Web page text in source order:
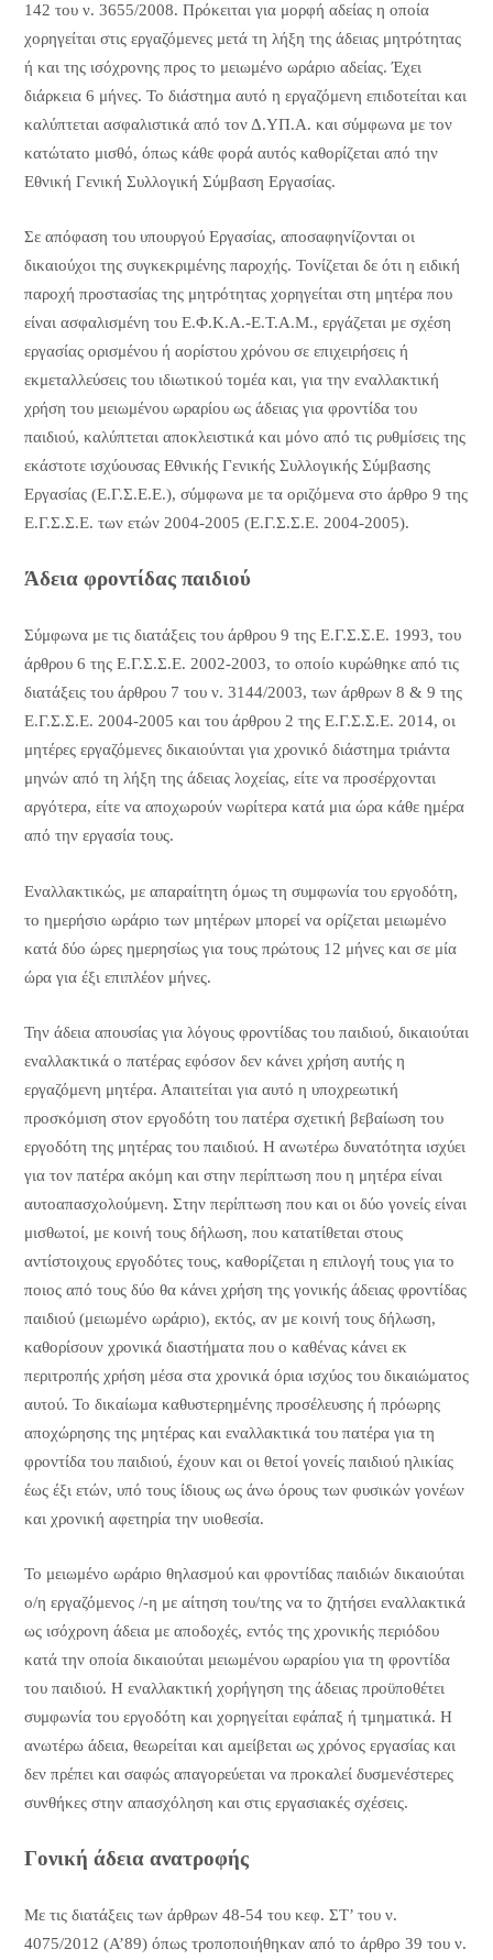
142 του ν. 3655/2008. Πρόκειται για μορφή αδείας η οποία
χορηγείται στις εργαζόμενες μετά τη λήξη της άδειας μητρότητας
ή και της ισόχρονης προς το μειωμένο ωράριο αδείας. Έχει
διάρκεια 6 μήνες. Το διάστημα αυτό η εργαζόμενη επιδοτείται και
καλύπτεται ασφαλιστικά από τον Δ.ΥΠ.Α. και σύμφωνα με τον
κατώτατο μισθό, όπως κάθε φορά αυτός καθορίζεται από την
Εθνική Γενική Συλλογική Σύμβαση Εργασίας.
Σε απόφαση του υπουργού Εργασίας, αποσαφηνίζονται οι
δικαιούχοι της συγκεκριμένης παροχής. Τονίζεται δε ότι η ειδική
παροχή προστασίας της μητρότητας χορηγείται στη μητέρα που
είναι ασφαλισμένη του Ε.Φ.Κ.Α.-Ε.Τ.Α.Μ., εργάζεται με σχέση
εργασίας ορισμένου ή αορίστου χρόνου σε επιχειρήσεις ή
εκμεταλλεύσεις του ιδιωτικού τομέα και, για την εναλλακτική
χρήση του μειωμένου ωραρίου ως άδειας για φροντίδα του
παιδιού, καλύπτεται αποκλειστικά και μόνο από τις ρυθμίσεις της
εκάστοτε ισχύουσας Εθνικής Γενικής Συλλογικής Σύμβασης
Εργασίας (Ε.Γ.Σ.Ε.Ε.), σύμφωνα με τα οριζόμενα στο άρθρο 9 της
Ε.Γ.Σ.Σ.Ε. των ετών 2004-2005 (Ε.Γ.Σ.Σ.Ε. 2004-2005).
Άδεια φροντίδας παιδιού
Σύμφωνα με τις διατάξεις του άρθρου 9 της Ε.Γ.Σ.Σ.Ε. 1993, του
άρθρου 6 της Ε.Γ.Σ.Σ.Ε. 2002-2003, το οποίο κυρώθηκε από τις
διατάξεις του άρθρου 7 του ν. 3144/2003, των άρθρων 8 & 9 της
Ε.Γ.Σ.Σ.Ε. 2004-2005 και του άρθρου 2 της Ε.Γ.Σ.Σ.Ε. 2014, οι
μητέρες εργαζόμενες δικαιούνται για χρονικό διάστημα τριάντα
μηνών από τη λήξη της άδειας λοχείας, είτε να προσέρχονται
αργότερα, είτε να αποχωρούν νωρίτερα κατά μια ώρα κάθε ημέρα
από την εργασία τους.
Εναλλακτικώς, με απαραίτητη όμως τη συμφωνία του εργοδότη,
το ημερήσιο ωράριο των μητέρων μπορεί να ορίζεται μειωμένο
κατά δύο ώρες ημερησίως για τους πρώτους 12 μήνες και σε μία
ώρα για έξι επιπλέον μήνες.
Την άδεια απουσίας για λόγους φροντίδας του παιδιού, δικαιούται
εναλλακτικά ο πατέρας εφόσον δεν κάνει χρήση αυτής η
εργαζόμενη μητέρα. Απαιτείται για αυτό η υποχρεωτική
προσκόμιση στον εργοδότη του πατέρα σχετική βεβαίωση του
εργοδότη της μητέρας του παιδιού. Η ανωτέρω δυνατότητα ισχύει
για τον πατέρα ακόμη και στην περίπτωση που η μητέρα είναι
αυτοαπασχολούμενη. Στην περίπτωση που και οι δύο γονείς είναι
μισθωτοί, με κοινή τους δήλωση, που κατατίθεται στους
αντίστοιχους εργοδότες τους, καθορίζεται η επιλογή τους για το
ποιος από τους δύο θα κάνει χρήση της γονικής άδειας φροντίδας
παιδιού (μειωμένο ωράριο), εκτός, αν με κοινή τους δήλωση,
καθορίσουν χρονικά διαστήματα που ο καθένας κάνει εκ
περιτροπής χρήση μέσα στα χρονικά όρια ισχύος του δικαιώματος
αυτού. Το δικαίωμα καθυστερημένης προσέλευσης ή πρόωρης
αποχώρησης της μητέρας και εναλλακτικά του πατέρα για τη
φροντίδα του παιδιού, έχουν και οι θετοί γονείς παιδιού ηλικίας
έως έξι ετών, υπό τους ίδιους ως άνω όρους των φυσικών γονέων
και χρονική αφετηρία την υιοθεσία.
Το μειωμένο ωράριο θηλασμού και φροντίδας παιδιών δικαιούται
ο/η εργαζόμενος /-η με αίτηση του/της να το ζητήσει εναλλακτικά
ως ισόχρονη άδεια με αποδοχές, εντός της χρονικής περιόδου
κατά την οποία δικαιούται μειωμένου ωραρίου για τη φροντίδα
του παιδιού. Η εναλλακτική χορήγηση της άδειας προϋποθέτει
συμφωνία του εργοδότη και χορηγείται εφάπαξ ή τμηματικά. Η
ανωτέρω άδεια, θεωρείται και αμείβεται ως χρόνος εργασίας και
δεν πρέπει και σαφώς απαγορεύεται να προκαλεί δυσμενέστερες
συνθήκες στην απασχόληση και στις εργασιακές σχέσεις.
Γονική άδεια ανατροφής
Με τις διατάξεις των άρθρων 48-54 του κεφ. ΣΤ’ του ν.
4075/2012 (Α’89) όπως τροποποιήθηκαν από το άρθρο 39 του ν.